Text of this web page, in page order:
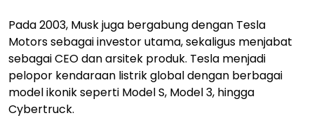
Pada 2003, Musk juga bergabung dengan Tesla
Motors sebagai investor utama, sekaligus menjabat
sebagai CEO dan arsitek produk. Tesla menjadi
pelopor kendaraan listrik global dengan berbagai
model ikonik seperti Model S, Model 3, hingga
Cybertruck.